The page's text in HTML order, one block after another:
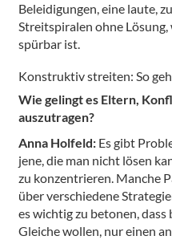
Beleidigungen, eine laute,
Streitspiralen ohne
spürbar ist.
Konstruktiv streiten: So
Wie gelingt es Eltern,
auszutragen?
Anna Holfeld: Es gibt
jene, die man nicht lösen
zu konzentrieren. Manche
über verschiedene
es wichtig zu betonen,
Gleiche wollen, nur einen